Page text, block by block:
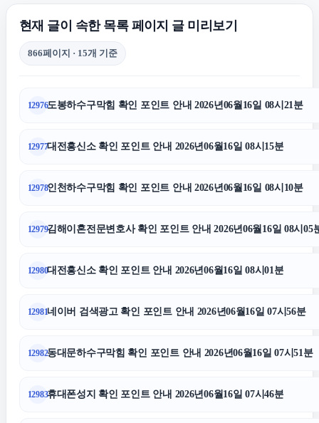
축구반티
현재 글이 속한 목록 페이지 글 미리보기
866페이지 · 15개 기준
12976도봉하수구막힘 확인 포인트 안내 2026년06월16일 08시21분
12977대전흥신소 확인 포인트 안내 2026년06월16일 08시15분
12978인천하수구막힘 확인 포인트 안내 2026년06월16일 08시10분
12979김해이혼전문변호사 확인 포인트 안내 2026년06월16일 08시05
12980대전흥신소 확인 포인트 안내 2026년06월16일 08시01분
12981네이버 검색광고 확인 포인트 안내 2026년06월16일 07시56분
12982동대문하수구막힘 확인 포인트 안내 2026년06월16일 07시51분
12983휴대폰성지 확인 포인트 안내 2026년06월16일 07시46분